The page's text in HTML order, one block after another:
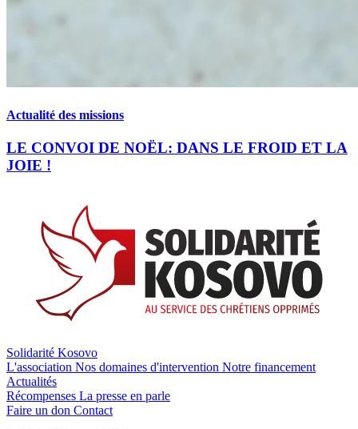
Actualité des missions
LE CONVOI DE NOËL: DANS LE FROID ET LA
JOIE !
Solidarité Kosovo
L'association Nos domaines d'intervention Notre financement
Actualités
Récompenses La presse en parle
Faire un don Contact